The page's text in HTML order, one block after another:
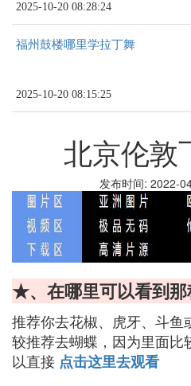
2025-10-20 08:28:24
福州鼓楼哪里学拉丁舞
2025-10-20 08:15:25
北京伦敦
发布时间: 2022-
★、在哪里可以看到那
推荐你去花椒、虎牙、斗鱼
较推荐去蝴蝶，因为里面
以直接 点击这里去观看